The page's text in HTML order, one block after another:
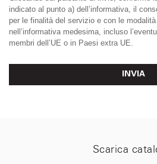
indicato al punto a) dell’informativa, il
per le finalità del servizio e con le
nell’informativa medesima, incluso
membri dell’UE o in Paesi extra UE.
INVIA
Scarica